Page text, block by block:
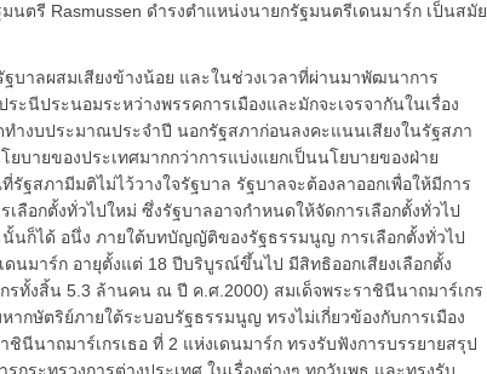
นตรี Rasmussen ดำรงตำแหน่งนายกรัฐมนตรีเดนมาร์ก เป็นสมัย
ฐบาลผสมเสียงข้างน้อย และในช่วงเวลาที่ผ่านมาพัฒนาการ
ะนีประนอมระหว่างพรรคการเมืองและมักจะเจรจากันในเรื่อง
ทำงบประมาณประจำปี นอกรัฐสภาก่อนลงคะแนนเสียงในรัฐสภา
บายของประเทศมากกว่าการแบ่งแยกเป็นนโยบายของฝ่าย
ฐสภามีมติไม่ไว้วางใจรัฐบาล รัฐบาลจะต้องลาออกเพื่อให้มีการ
ลือกตั้งทั่วไปใหม่ ซึ่งรัฐบาลอาจกำหนดให้จัดการเลือกตั้งทั่วไป
นก็ได้ อนึ่ง ภายใต้บทบัญญัติของรัฐธรรมนูญ การเลือกตั้งทั่วไป
นมาร์ก อายุตั้งแต่ 18 ปีบริบูรณ์ขึ้นไป มีสิทธิออกเสียงเลือกตั้ง
รทั้งสิ้น 5.3 ล้านคน ณ ปี ค.ศ.2000) สมเด็จพระราชินีนาถมาร์เกร
ากษัตริย์ภายใต้ระบอบรัฐธรรมนูญ ทรงไม่เกี่ยวข้องกับการเมือง
ชินีนาถมาร์เกรเธอ ที่ 2 แห่งเดนมาร์ก ทรงรับฟังการบรรยายสรุป